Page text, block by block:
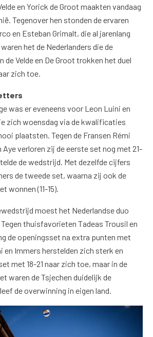
en Yorick de Groot maakten vandaag
Tegenover hen stonden de ervaren
en Esteban Grimalt, die al jarenlang
het de Nederlanders die de
de Velde en De Groot trokken het duel
zich toe.
was er eveneens voor Leon Luini en
zich woensdag via de kwalificaties
plaatsten. Tegen de Fransen Rémi
Aye verloren zij de eerste set nog met 21-
de wedstrijd. Met dezelfde cijfers
de tweede set, waarna zij ook de
wonnen (11-15).
moest het Nederlandse duo
thuisfavorieten Tadeas Trousil en
de openingsset na extra punten met
en Immers herstelden zich sterk en
met 18-21 naar zich toe, maar in de
waren de Tsjechen duidelijk de
de overwinning in eigen land.